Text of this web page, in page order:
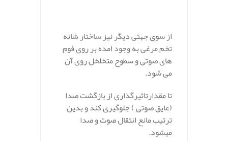
از سوی جهتی دیگر نیز ساختار شانه
تخم مرغی به وجود امده بر روی فوم
های صوتی و سطوح متخلخل روی آن
می‌ شود.
تا مقدارتاثیرگذاری از بازگشت صدا
(عایق صوتی ) جلوگیری کند و بدین
ترتیب مانع انتقال صوت و صدا
میشود.